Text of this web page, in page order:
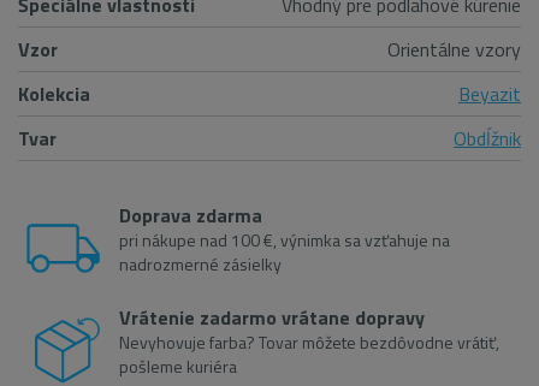
Vzor
Orientálne vzory
Kolekcia
Beyazit
Tvar
Obdĺžnik
Doprava zdarma
pri nákupe nad 100 €, výnimka sa vzťahuje na
nadrozmerné zásielky
Vrátenie zadarmo vrátane dopravy
Nevyhovuje farba? Tovar môžete bezdôvodne vrátiť,
pošleme kuriéra